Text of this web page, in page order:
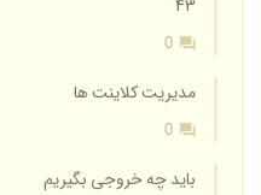
43
0
مدیریت کلاینت ها
0
باید چه خروجی بگیریم